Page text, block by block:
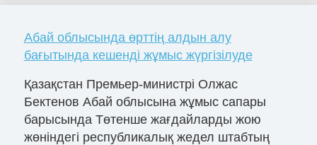
Абай облысында өрттің алдын алу
бағытында кешенді жұмыс жүргізілуде
Қазақстан Премьер-министрі Олжас
Бектенов Абай облысына жұмыс сапары
барысында Төтенше жағдайларды жою
жөніндегі республикалық жедел штабтың